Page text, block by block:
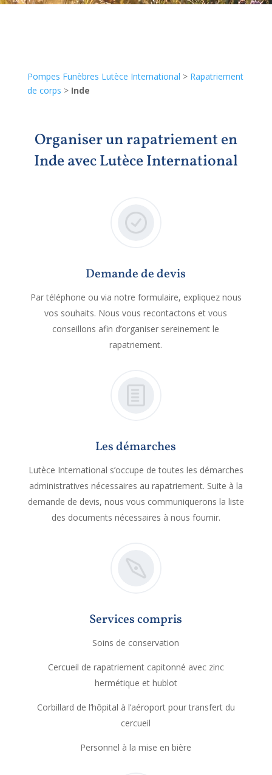
Pompes Funèbres Lutèce International > Rapatriement
de corps > Inde
Organiser un rapatriement en
Inde avec Lutèce International
Demande de devis
Par téléphone ou via notre formulaire, expliquez nous
vos souhaits. Nous vous recontactons et vous
conseillons afin d’organiser sereinement le
rapatriement.
Les démarches
Lutèce International s’occupe de toutes les démarches
administratives nécessaires au rapatriement. Suite à la
demande de devis, nous vous communiquerons la liste
des documents nécessaires à nous fournir.
Services compris
Soins de conservation
Cercueil de rapatriement capitonné avec zinc
hermétique et hublot
Corbillard de l’hôpital à l’aéroport pour transfert du
cercueil
Personnel à la mise en bière